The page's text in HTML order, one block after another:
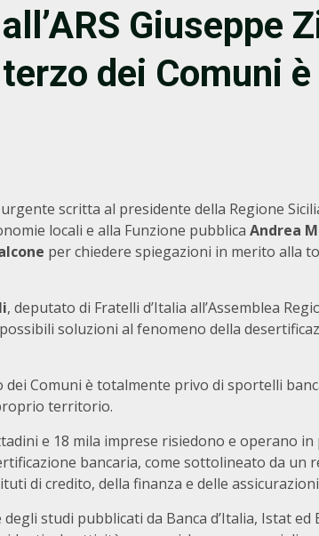
Giuseppe
dei Comuni
scritta al presidente della Regione
locali e alla Funzione pubblica Andrea
per chiedere spiegazioni in merito alla
, deputato di Fratelli d’Italia all’Assemblea
soluzioni al fenomeno della
dei Comuni è totalmente privo di sportelli
territorio.
e 18 mila imprese risiedono e operano
bancaria, come sottolineato da un
di credito, della finanza e delle
degli studi pubblicati da Banca d’Italia, Istat